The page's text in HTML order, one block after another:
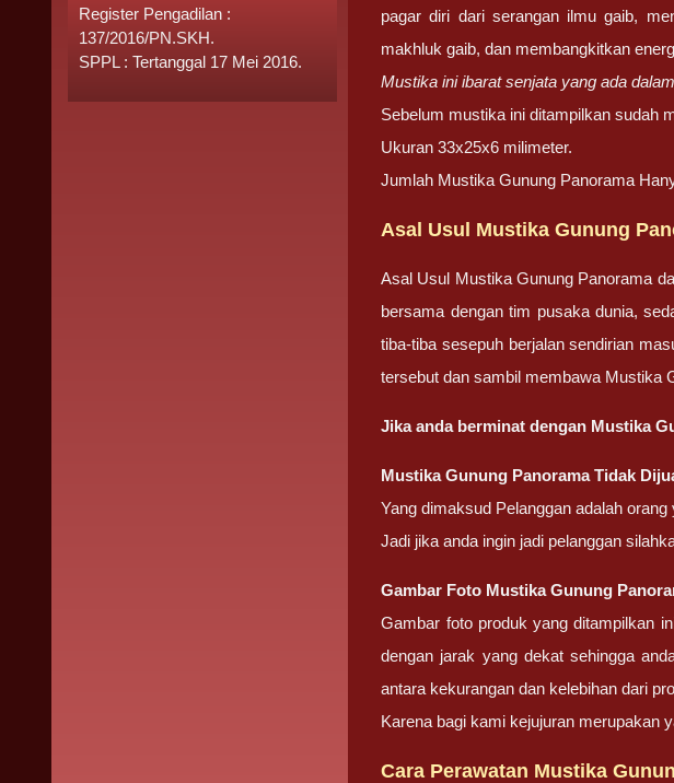
pagar diri dari serangan ilmu gaib,
makhluk gaib, dan membangkitkan
Mustika ini ibarat senjata yang ada
Sebelum mustika ini ditampilkan sudah
Ukuran 33x25x6 milimeter.
Jumlah Mustika Gunung Panorama
Asal Usul Mustika Gunung
Asal Usul Mustika Gunung Panorama
bersama dengan tim pusaka dunia,
tiba-tiba sesepuh berjalan sendirian
tersebut dan sambil membawa Mustika
Jika anda berminat dengan Mustika
Mustika Gunung Panorama Tidak
Yang dimaksud Pelanggan adalah
Jadi jika anda ingin jadi pelanggan
Gambar Foto Mustika Gunung
Gambar foto produk yang ditampilkan
dengan jarak yang dekat sehingga
antara kekurangan dan kelebihan dari
Karena bagi kami kejujuran merupakan
Cara Perawatan Mustika
Register Pengadilan :
137/2016/PN.SKH.
SPPL : Tertanggal 17 Mei 2016.